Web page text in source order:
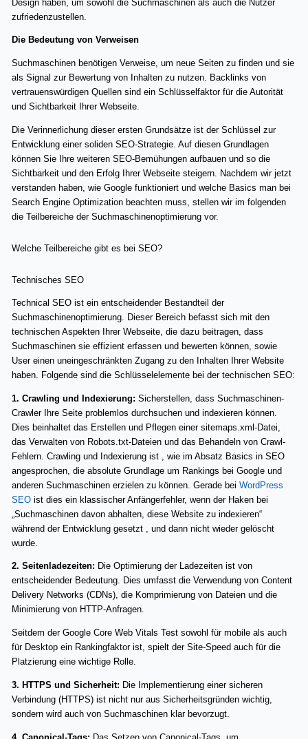
Design haben, um sowohl die Suchmaschinen als auch die Nutzer
zufriedenzustellen.
Die Bedeutung von Verweisen
Suchmaschinen benötigen Verweise, um neue Seiten zu finden und sie
als Signal zur Bewertung von Inhalten zu nutzen. Backlinks von
vertrauenswürdigen Quellen sind ein Schlüsselfaktor für die Autorität
und Sichtbarkeit Ihrer Webseite.
Die Verinnerlichung dieser ersten Grundsätze ist der Schlüssel zur
Entwicklung einer soliden SEO-Strategie. Auf diesen Grundlagen
können Sie Ihre weiteren SEO-Bemühungen aufbauen und so die
Sichtbarkeit und den Erfolg Ihrer Webseite steigern. Nachdem wir jetzt
verstanden haben, wie Google funktioniert und welche Basics man bei
Search Engine Optimization beachten muss, stellen wir im folgenden
die Teilbereiche der Suchmaschinenoptimierung vor.
Welche Teilbereiche gibt es bei SEO?
Technisches SEO
Technical SEO ist ein entscheidender Bestandteil der
Suchmaschinenoptimierung. Dieser Bereich befasst sich mit den
technischen Aspekten Ihrer Webseite, die dazu beitragen, dass
Suchmaschinen sie effizient erfassen und bewerten können, sowie
User einen uneingeschränkten Zugang zu den Inhalten Ihrer Website
haben. Folgende sind die Schlüsselelemente bei der technischen SEO:
1. Crawling und Indexierung: Sicherstellen, dass Suchmaschinen-
Crawler Ihre Seite problemlos durchsuchen und indexieren können.
Dies beinhaltet das Erstellen und Pflegen einer sitemaps.xml-Datei,
das Verwalten von Robots.txt-Dateien und das Behandeln von Crawl-
Fehlern. Crawling und Indexierung ist , wie im Absatz Basics in SEO
angesprochen, die absolute Grundlage um Rankings bei Google und
anderen Suchmaschinen erzielen zu können. Gerade bei WordPress
SEOist dies ein klassischer Anfängerfehler, wenn der Haken bei
„Suchmaschinen davon abhalten, diese Website zu indexieren“
während der Entwicklung gesetzt , und dann nicht wieder gelöscht
wurde.
2. Seitenladezeiten: Die Optimierung der Ladezeiten ist von
entscheidender Bedeutung. Dies umfasst die Verwendung von Content
Delivery Networks (CDNs), die Komprimierung von Dateien und die
Minimierung von HTTP-Anfragen.
Seitdem der Google Core Web Vitals Test sowohl für mobile als auch
für Desktop ein Rankingfaktor ist, spielt der Site-Speed auch für die
Platzierung eine wichtige Rolle.
3. HTTPS und Sicherheit: Die Implementierung einer sicheren
Verbindung (HTTPS) ist nicht nur aus Sicherheitsgründen wichtig,
sondern wird auch von Suchmaschinen klar bevorzugt.